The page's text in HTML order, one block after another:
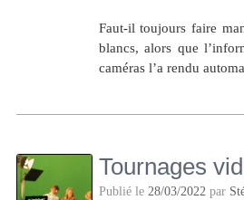
Faut-il toujours faire
blancs, alors que
caméras l’a rendu
Tournages
Publié le 28/03/2022 par